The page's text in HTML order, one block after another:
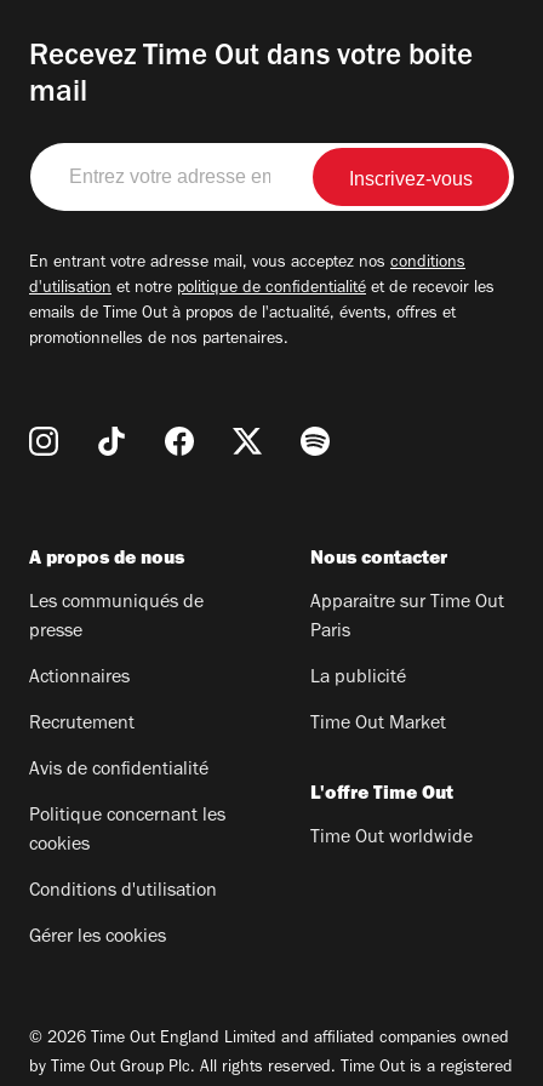
Recevez Time Out dans votre boite
mail
Entrez
votre
adresse
En entrant votre adresse mail, vous acceptez nos conditions
d'utilisation et notre politique de confidentialité et de recevoir les
emails de Time Out à propos de l'actualité, évents, offres et
promotionnelles de nos partenaires.
A propos de nous
Les communiqués de
presse
Actionnaires
Recrutement
Avis de confidentialité
Politique concernant les
cookies
Conditions d'utilisation
Gérer les cookies
Nous contacter
Apparaitre sur Time Out
Paris
La publicité
Time Out Market
L'offre Time Out
Time Out worldwide
© 2026 Time Out England Limited and affiliated companies owned
by Time Out Group Plc. All rights reserved. Time Out is a registered